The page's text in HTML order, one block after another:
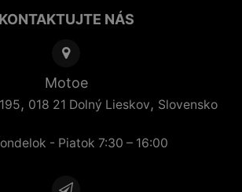
KONTAKTUJTE NÁS
Motoe
, 018 21 Dolný Lieskov, Slovensko
- Piatok 7:30 – 16:00